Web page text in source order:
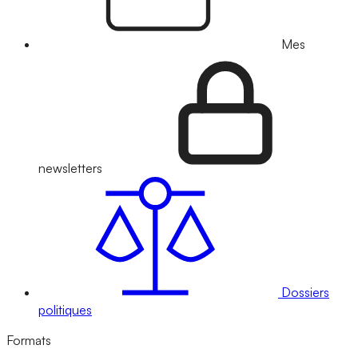
Mes
newsletters
Dossiers
politiques
Formats